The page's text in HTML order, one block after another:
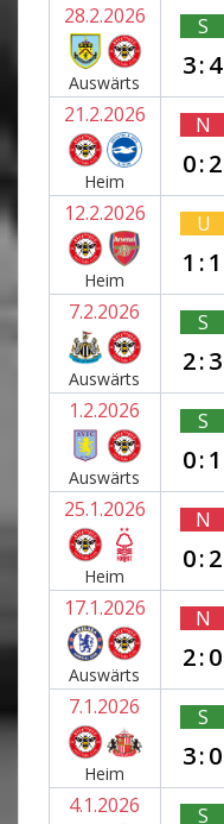
28.2.2026
Auswärts
S
3:4
21.2.2026
Heim
N
0:2
12.2.2026
Heim
U
1:1
7.2.2026
Auswärts
S
2:3
1.2.2026
Auswärts
S
0:1
25.1.2026
Heim
N
0:2
17.1.2026
Auswärts
N
2:0
7.1.2026
Heim
S
3:0
4.1.2026 S